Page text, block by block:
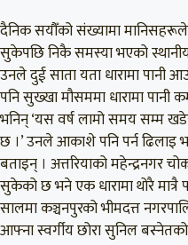
दैनिक सयौँको संख्यामा मानिसहरूले
सुकेपछि निकै समस्या भएको
उनले दुई साता यता धारामा पानी
पनि सुख्खा मौसममा धारामा
भनिन् ‘यस वर्ष लामो समय सम्म
छ ।’ उनले आकाशे पनि पर्न
बताइन् । अत्तरियाको महेन्द्रनगर
सुकेको छ भने एक धारामा थोरै मात्रै
सालमा कञ्चनपुरको भीमदत्त
आफ्ना स्वर्गीय छोरा सुनिल